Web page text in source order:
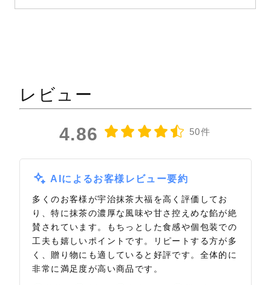
レビュー
4.86 50件
AIによるお客様レビュー要約
多くのお客様が宇治抹茶大福を高く評価してお
り、特に抹茶の濃厚な風味や甘さ控えめな餡が絶
賛されています。もちっとした食感や個包装での
工夫も嬉しいポイントです。リピートする方が多
く、贈り物にも適していると好評です。全体的に
非常に満足度が高い商品です。